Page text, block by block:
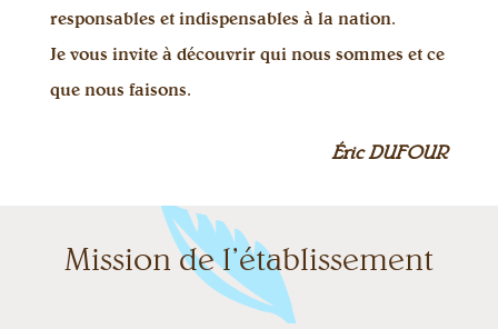
responsables et indispensables à la nation.
Je vous invite à découvrir qui nous sommes et ce
que nous faisons.
Éric DUFOUR
Mission de l’établissement